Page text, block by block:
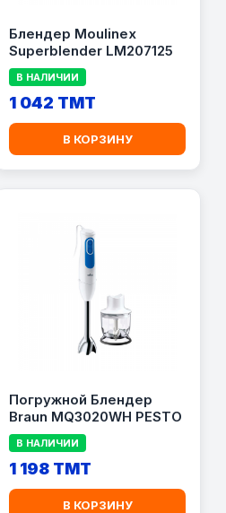
Блендер Moulinex
Superblender LM207125
В НАЛИЧИИ
1 042 TMT
В КОРЗИНУ
Погружной Блендер
Braun MQ3020WH PESTO
В НАЛИЧИИ
1 198 TMT
В КОРЗИНУ